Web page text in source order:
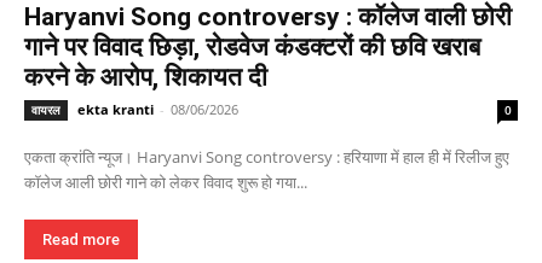
Haryanvi Song controversy : कॉलेज वाली छोरी
गाने पर विवाद छिड़ा, रोडवेज कंडक्टरों की छवि खराब
करने के आरोप, शिकायत दी
वायरल ekta kranti - 08/06/2026 0
एकता क्रांति न्यूज। Haryanvi Song controversy : हरियाणा में हाल ही में रिलीज हुए
कॉलेज आली छोरी गाने को लेकर विवाद शुरू हो गया...
Read more